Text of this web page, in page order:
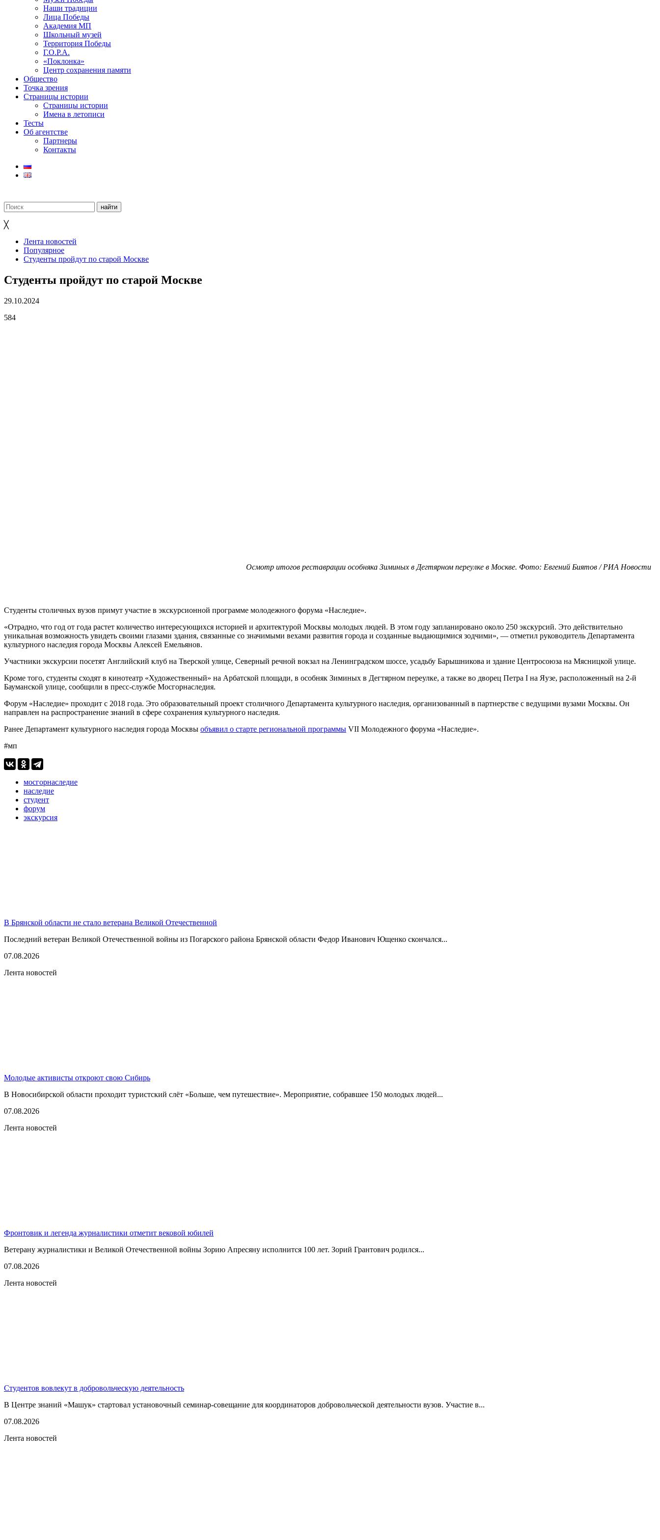
Наши традиции
Лица Победы
Академия МП
Школьный музей
Территория Победы
Г.О.Р.А.
«Поклонка»
Центр сохранения памяти
Общество
Точка зрения
Страницы истории
Страницы истории
Имена в летописи
Тесты
Об агентстве
Партнеры
Контакты
╳
Лента новостей
Популярное
Студенты пройдут по старой Москве
Студенты пройдут по старой Москве
29.10.2024
584
Осмотр итогов реставрации особняка Зиминых в Дегтярном переулке в Москве. Фото: Евгений Биятов / РИА Новости
Студенты столичных вузов примут участие в экскурсионной программе молодежного форума «Наследие».
«Отрадно, что год от года растет количество интересующихся историей и архитектурой Москвы молодых людей. В этом году запланировано около 250 экскурсий. Это действительно
уникальная возможность увидеть своими глазами здания, связанные со значимыми вехами развития города и созданные выдающимися зодчими», — отметил руководитель Департамента
культурного наследия города Москвы Алексей Емельянов.
Участники экскурсии посетят Английский клуб на Тверской улице, Северный речной вокзал на Ленинградском шоссе, усадьбу Барышникова и здание Центросоюза на Мясницкой улице.
Кроме того, студенты сходят в кинотеатр «Художественный» на Арбатской площади, в особняк Зиминых в Дегтярном переулке, а также во дворец Петра I на Яузе, расположенный на 2-й
Бауманской улице, сообщили в пресс-службе Мосгорнаследия.
Форум «Наследие» проходит с 2018 года. Это образовательный проект столичного Департамента культурного наследия, организованный в партнерстве с ведущими вузами Москвы. Он
направлен на распространение знаний в сфере сохранения культурного наследия.
Ранее Департамент культурного наследия города Москвы объявил о старте региональной программы VII Молодежного форума «Наследие».
#мп
мосгорнаследие
наследие
студент
форум
экскурсия
В Брянской области не стало ветерана Великой Отечественной
Последний ветеран Великой Отечественной войны из Погарского района Брянской области Федор Иванович Ющенко скончался...
07.08.2026
Лента новостей
Молодые активисты откроют свою Сибирь
В Новосибирской области проходит туристский слёт «Больше, чем путешествие». Мероприятие, собравшее 150 молодых людей...
07.08.2026
Лента новостей
Фронтовик и легенда журналистики отметит вековой юбилей
Ветерану журналистики и Великой Отечественной войны Зорию Апресяну исполнится 100 лет. Зорий Грантович родился...
07.08.2026
Лента новостей
Студентов вовлекут в добровольческую деятельность
В Центре знаний «Машук» стартовал установочный семинар-совещание для координаторов добровольческой деятельности вузов. Участие в...
07.08.2026
Лента новостей